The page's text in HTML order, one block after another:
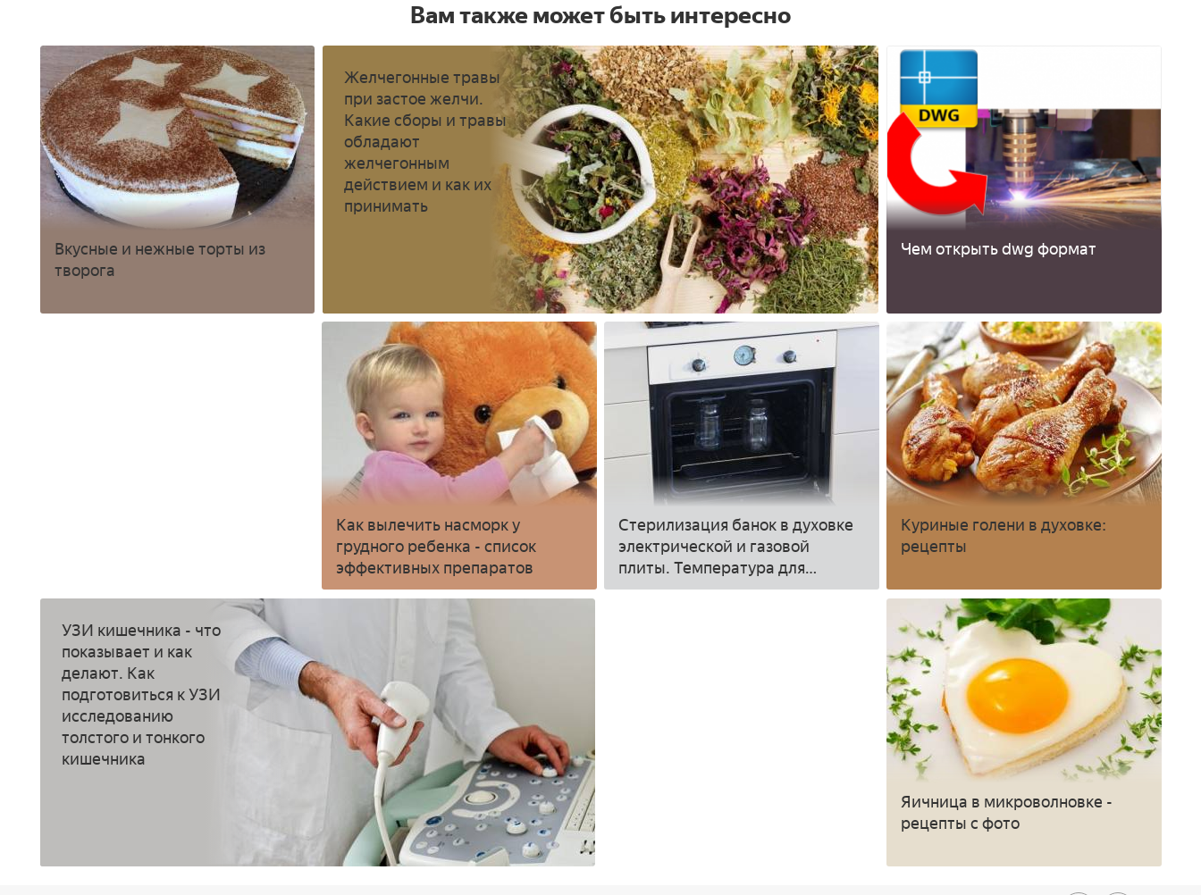
Вам также может быть интересно
Вкусные и нежные торты из
творога
Желчегонные травы
при застое желчи.
Какие сборы и травы
обладают
желчегонным
действием и как их
принимать
Чем открыть dwg формат
Как вылечить насморк у
грудного ребенка - список
эффективных препаратов
Стерилизация банок в духовке
электрической и газовой
плиты. Температура для
стерилизации банок в духовке
Куриные голени в духовке:
рецепты
УЗИ кишечника - что
показывает и как
делают. Как
подготовиться к УЗИ
исследованию
толстого и тонкого
кишечника
Яичница в микроволновке -
рецепты с фото